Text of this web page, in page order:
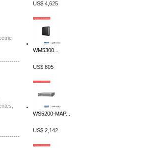
US$ 4,625
WM5300...
US$ 805
WS5200-MAP...
US$ 2,142